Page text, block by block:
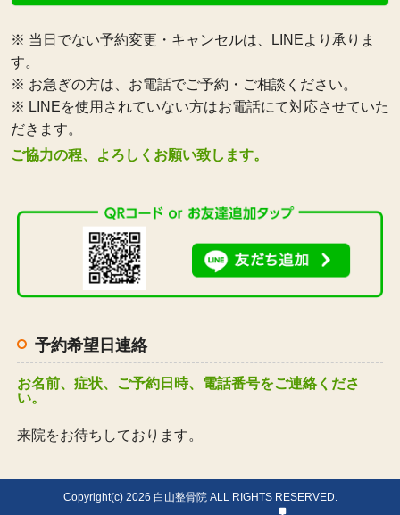
※ 当日でない予約変更・キャンセルは、LINEより承りま
す。
※ お急ぎの方は、お電話でご予約・ご相談ください。
※ LINEを使用されていない方はお電話にて対応させていた
だきます。
ご協力の程、よろしくお願い致します。
予約希望日連絡
お名前、症状、ご予約日時、電話番号をご連絡くださ
い。
来院をお待ちしております。
Copyright(c) 2026 白山整骨院 ALL RIGHTS RESERVED.